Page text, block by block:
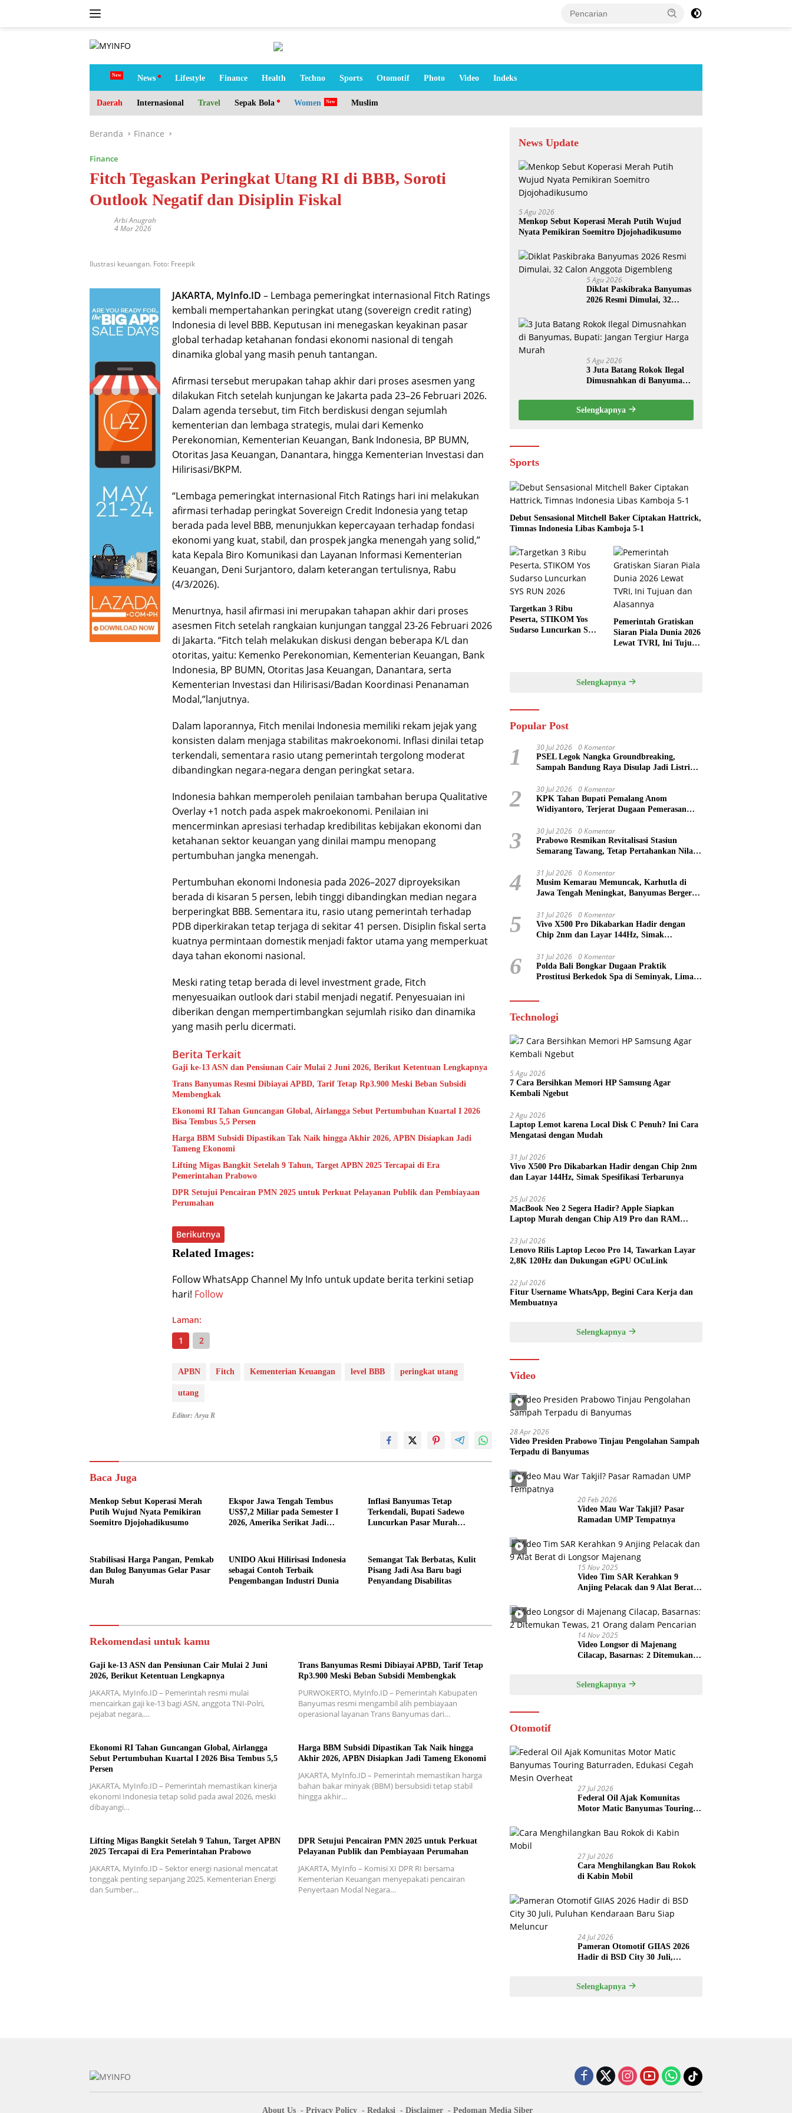
H
e
News Lifestyle Finance Health Techno Sports Otomotif Photo Video Indeks
Daerah Internasional Travel Sepak Bola Women Muslim
Beranda Finance
Finance
Fitch Tegaskan Peringkat Utang RI di BBB, Soroti
Outlook Negatif dan Disiplin Fiskal
Arbi Anugrah
4 Mar 2026
Ilustrasi keuangan. Foto: Freepik
JAKARTA, MyInfo.ID – Lembaga pemeringkat internasional Fitch Ratings
kembali mempertahankan peringkat utang (sovereign credit rating)
Indonesia di level BBB. Keputusan ini menegaskan keyakinan pasar
global terhadap ketahanan fondasi ekonomi nasional di tengah
dinamika global yang masih penuh tantangan.
Afirmasi tersebut merupakan tahap akhir dari proses asesmen yang
dilakukan Fitch setelah kunjungan ke Jakarta pada 23–26 Februari 2026.
Dalam agenda tersebut, tim Fitch berdiskusi dengan sejumlah
kementerian dan lembaga strategis, mulai dari Kemenko
Perekonomian, Kementerian Keuangan, Bank Indonesia, BP BUMN,
Otoritas Jasa Keuangan, Danantara, hingga Kementerian Investasi dan
Hilirisasi/BKPM.
“Lembaga pemeringkat internasional Fitch Ratings hari ini melakukan
afirmasi terhadap peringkat Sovereign Credit Indonesia yang tetap
berada pada level BBB, menunjukkan kepercayaan terhadap fondasi
ekonomi yang kuat, stabil, dan prospek jangka menengah yang solid,”
kata Kepala Biro Komunikasi dan Layanan Informasi Kementerian
Keuangan, Deni Surjantoro, dalam keterangan tertulisnya, Rabu
(4/3/2026).
Menurtnya, hasil afirmasi ini merupakan tahapan akhir dari proses
asesmen Fitch setelah rangkaian kunjungan tanggal 23-26 Februari 2026
di Jakarta. “Fitch telah melakukan diskusi dengan beberapa K/L dan
otoritas, yaitu: Kemenko Perekonomian, Kementerian Keuangan, Bank
Indonesia, BP BUMN, Otoritas Jasa Keuangan, Danantara, serta
Kementerian Investasi dan Hilirisasi/Badan Koordinasi Penanaman
Modal,”lanjutnya.
Dalam laporannya, Fitch menilai Indonesia memiliki rekam jejak yang
konsisten dalam menjaga stabilitas makroekonomi. Inflasi dinilai tetap
terkendali, sementara rasio utang pemerintah tergolong moderat
dibandingkan negara-negara dengan peringkat setara.
Indonesia bahkan memperoleh penilaian tambahan berupa Qualitative
Overlay +1 notch pada aspek makroekonomi. Penilaian ini
mencerminkan apresiasi terhadap kredibilitas kebijakan ekonomi dan
ketahanan sektor keuangan yang dinilai mampu menopang
pertumbuhan jangka menengah.
Pertumbuhan ekonomi Indonesia pada 2026–2027 diproyeksikan
berada di kisaran 5 persen, lebih tinggi dibandingkan median negara
berperingkat BBB. Sementara itu, rasio utang pemerintah terhadap
PDB diperkirakan tetap terjaga di sekitar 41 persen. Disiplin fiskal serta
kuatnya permintaan domestik menjadi faktor utama yang memperkuat
daya tahan ekonomi nasional.
Meski rating tetap berada di level investment grade, Fitch
menyesuaikan outlook dari stabil menjadi negatif. Penyesuaian ini
diberikan dengan mempertimbangkan sejumlah risiko dan dinamika
yang masih perlu dicermati.
Berita Terkait
Gaji ke-13 ASN dan Pensiunan Cair Mulai 2 Juni 2026, Berikut Ketentuan Lengkapnya
Trans Banyumas Resmi Dibiayai APBD, Tarif Tetap Rp3.900 Meski Beban Subsidi
Membengkak
Ekonomi RI Tahan Guncangan Global, Airlangga Sebut Pertumbuhan Kuartal I 2026
Bisa Tembus 5,5 Persen
Harga BBM Subsidi Dipastikan Tak Naik hingga Akhir 2026, APBN Disiapkan Jadi
Tameng Ekonomi
Lifting Migas Bangkit Setelah 9 Tahun, Target APBN 2025 Tercapai di Era
Pemerintahan Prabowo
DPR Setujui Pencairan PMN 2025 untuk Perkuat Pelayanan Publik dan Pembiayaan
Perumahan
Berikutnya
Related Images:
Follow WhatsApp Channel My Info untuk update berita terkini setiap
hari! Follow
Laman:
1
2
APBN Fitch Kementerian Keuangan level BBB peringkat utang
utang
Editor: Arya R
Baca Juga
Menkop Sebut Koperasi Merah
Putih Wujud Nyata Pemikiran
Soemitro Djojohadikusumo
Ekspor Jawa Tengah Tembus
US$7,2 Miliar pada Semester I
2026, Amerika Serikat Jadi
Inflasi Banyumas Tetap
Terkendali, Bupati Sadewo
Luncurkan Pasar Murah
Stabilisasi Harga Pangan, Pemkab
dan Bulog Banyumas Gelar Pasar
Murah
UNIDO Akui Hilirisasi Indonesia
sebagai Contoh Terbaik
Pengembangan Industri Dunia
Semangat Tak Berbatas, Kulit
Pisang Jadi Asa Baru bagi
Penyandang Disabilitas
Rekomendasi untuk kamu
Gaji ke-13 ASN dan Pensiunan Cair Mulai 2 Juni
2026, Berikut Ketentuan Lengkapnya
JAKARTA, MyInfo.ID – Pemerintah resmi mulai
mencairkan gaji ke-13 bagi ASN, anggota TNI-Polri,
pejabat negara,…
Trans Banyumas Resmi Dibiayai APBD, Tarif Tetap
Rp3.900 Meski Beban Subsidi Membengkak
PURWOKERTO, MyInfo.ID – Pemerintah Kabupaten
Banyumas resmi mengambil alih pembiayaan
operasional layanan Trans Banyumas dari…
Ekonomi RI Tahan Guncangan Global, Airlangga
Sebut Pertumbuhan Kuartal I 2026 Bisa Tembus 5,5
Persen
JAKARTA, MyInfo.ID – Pemerintah memastikan kinerja
ekonomi Indonesia tetap solid pada awal 2026, meski
dibayangi…
Harga BBM Subsidi Dipastikan Tak Naik hingga
Akhir 2026, APBN Disiapkan Jadi Tameng Ekonomi
JAKARTA, MyInfo.ID – Pemerintah memastikan harga
bahan bakar minyak (BBM) bersubsidi tetap stabil
hingga akhir…
Lifting Migas Bangkit Setelah 9 Tahun, Target APBN
2025 Tercapai di Era Pemerintahan Prabowo
JAKARTA, MyInfo.ID – Sektor energi nasional mencatat
tonggak penting sepanjang 2025. Kementerian Energi
dan Sumber…
DPR Setujui Pencairan PMN 2025 untuk Perkuat
Pelayanan Publik dan Pembiayaan Perumahan
JAKARTA, MyInfo – Komisi XI DPR RI bersama
Kementerian Keuangan menyepakati pencairan
Penyertaan Modal Negara…
News Update
5 Agu 2026
Menkop Sebut Koperasi Merah Putih Wujud
Nyata Pemikiran Soemitro Djojohadikusumo
5 Agu 2026
Diklat Paskibraka Banyumas
2026 Resmi Dimulai, 32
5 Agu 2026
3 Juta Batang Rokok Ilegal
Dimusnahkan di Banyumas,
Harga Murah
Selengkapnya
Sports
Debut Sensasional Mitchell Baker Ciptakan Hattrick,
Timnas Indonesia Libas Kamboja 5-1
Targetkan 3 Ribu
Peserta, STIKOM Yos
Sudarso Luncurkan SYS
Pemerintah Gratiskan
Siaran Piala Dunia 2026
Lewat TVRI, Ini Tujuan
Selengkapnya
Popular Post
1 30 Jul 2026 0 Komentar
PSEL Legok Nangka Groundbreaking,
Sampah Bandung Raya Disulap Jadi Listrik
2 30 Jul 2026 0 Komentar
KPK Tahan Bupati Pemalang Anom
Widiyantoro, Terjerat Dugaan Pemerasan
3 30 Jul 2026 0 Komentar
Prabowo Resmikan Revitalisasi Stasiun
Semarang Tawang, Tetap Pertahankan Nilai
4 31 Jul 2026 0 Komentar
Musim Kemarau Memuncak, Karhutla di
Jawa Tengah Meningkat, Banyumas Bergerak
5 31 Jul 2026 0 Komentar
Vivo X500 Pro Dikabarkan Hadir dengan
Chip 2nm dan Layar 144Hz, Simak
6 31 Jul 2026 0 Komentar
Polda Bali Bongkar Dugaan Praktik
Prostitusi Berkedok Spa di Seminyak, Lima
Technologi
5 Agu 2026
7 Cara Bersihkan Memori HP Samsung Agar
Kembali Ngebut
2 Agu 2026
Laptop Lemot karena Local Disk C Penuh? Ini Cara
Mengatasi dengan Mudah
31 Jul 2026
Vivo X500 Pro Dikabarkan Hadir dengan Chip 2nm
dan Layar 144Hz, Simak Spesifikasi Terbarunya
25 Jul 2026
MacBook Neo 2 Segera Hadir? Apple Siapkan
Laptop Murah dengan Chip A19 Pro dan RAM
23 Jul 2026
Lenovo Rilis Laptop Lecoo Pro 14, Tawarkan Layar
2,8K 120Hz dan Dukungan eGPU OCuLink
22 Jul 2026
Fitur Username WhatsApp, Begini Cara Kerja dan
Membuatnya
Selengkapnya
Video
28 Apr 2026
Video Presiden Prabowo Tinjau Pengolahan Sampah
Terpadu di Banyumas
20 Feb 2026
Video Mau War Takjil? Pasar
Ramadan UMP Tempatnya
15 Nov 2025
Video Tim SAR Kerahkan 9
Anjing Pelacak dan 9 Alat Berat
14 Nov 2025
Video Longsor di Majenang
Cilacap, Basarnas: 2 Ditemukan
Selengkapnya
Otomotif
27 Jul 2026
Federal Oil Ajak Komunitas
Motor Matic Banyumas Touring
Overheat
27 Jul 2026
Cara Menghilangkan Bau Rokok
di Kabin Mobil
24 Jul 2026
Pameran Otomotif GIIAS 2026
Hadir di BSD City 30 Juli,
Selengkapnya
About Us Privacy Policy Redaksi Disclaimer Pedoman Media Siber